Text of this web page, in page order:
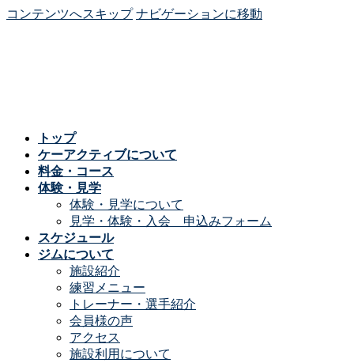
コンテンツへスキップ ナビゲーションに移動
トップ
ケーアクティブについて
料金・コース
体験・見学
体験・見学について
見学・体験・入会 申込みフォーム
スケジュール
ジムについて
施設紹介
練習メニュー
トレーナー・選手紹介
会員様の声
アクセス
施設利用について